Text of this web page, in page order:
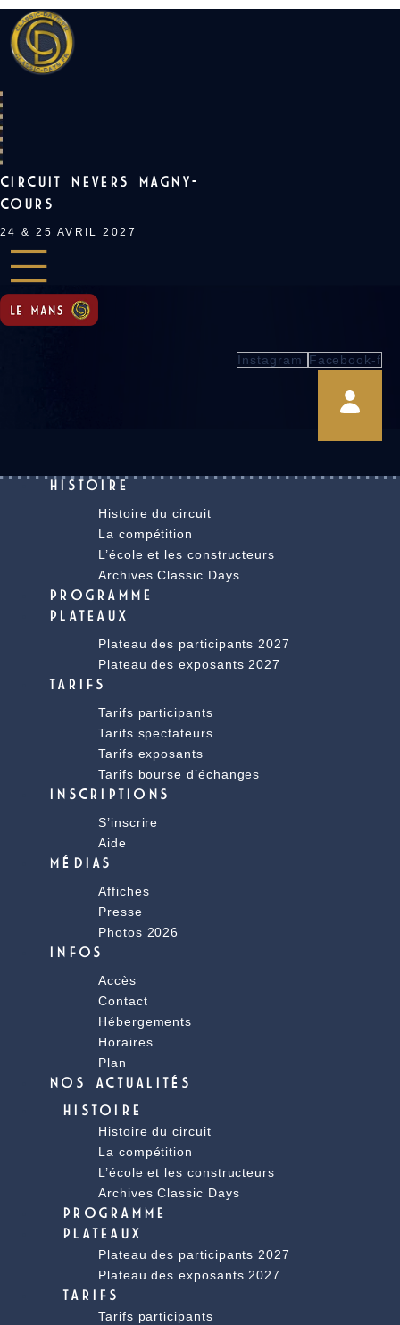
Skip
to
content
CIRCUIT NEVERS MAGNY-
COURS
24 & 25 AVRIL 2027
Instagram Facebook-f
HISTOIRE
Histoire du circuit
La compétition
L’école et les constructeurs
Archives Classic Days
PROGRAMME
PLATEAUX
Plateau des participants 2027
Plateau des exposants 2027
TARIFS
Tarifs participants
Tarifs spectateurs
Tarifs exposants
Tarifs bourse d’échanges
INSCRIPTIONS
S’inscrire
Aide
MÉDIAS
Affiches
Presse
Photos 2026
INFOS
Accès
Contact
Hébergements
Horaires
Plan
NOS ACTUALITÉS
HISTOIRE
Histoire du circuit
La compétition
L’école et les constructeurs
Archives Classic Days
PROGRAMME
PLATEAUX
Plateau des participants 2027
Plateau des exposants 2027
TARIFS
Tarifs participants